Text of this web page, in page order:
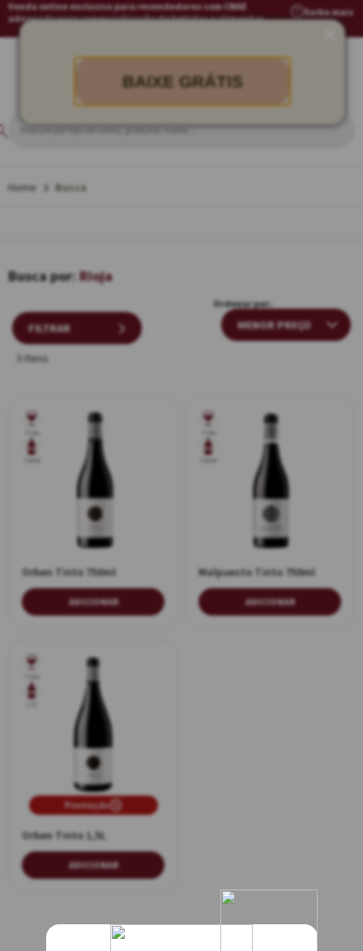
BAIXE GRÁTIS
Venda online exclusiva para revendedores com CNAE
adequado para comercialização de bebidas e alimentos
Saiba mais
Busca
Rioja
3 Itens
FILTRAR
Ordenar por:
Orben Tinto 750ml
ADICIONAR
Malpuesto Tinto 750ml
ADICIONAR
Promoção
Orben Tinto 1,5L
ADICIONAR